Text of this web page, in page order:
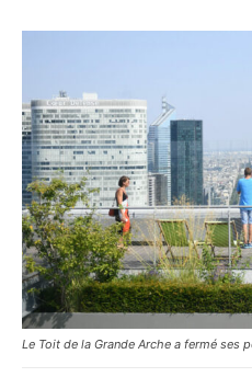
Le Toit de la Grande Arche a fermé ses